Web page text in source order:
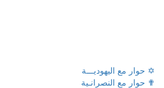
✡ حوار مع اليهوديـــة
✟ حوار مع النصرانـية